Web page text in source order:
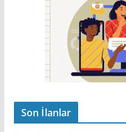
Son İlanlar